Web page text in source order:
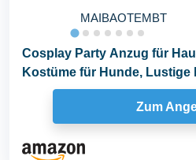
MAIBAOTEMBT
Cosplay Party Anzug für
Kostüme für Hunde, Lustige
Zum